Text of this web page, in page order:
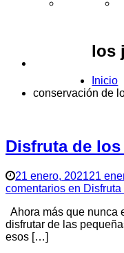
los
Inicio
conservación de
Disfruta de
21 enero, 202121
comentarios en
Ahora más que nunca
disfrutar de las
esos […]